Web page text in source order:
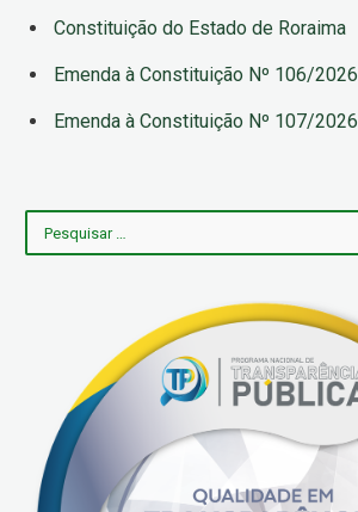
Constituição do Estado de Roraima
Emenda à Constituição Nº 106/2026
Emenda à Constituição Nº 107/2026